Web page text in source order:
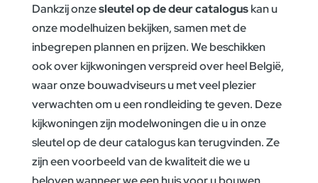
Dankzij onzesleutel op de deur cataloguskan u
onze modelhuizen bekijken, samen met de
inbegrepen plannen en prijzen. We beschikken
ook over kijkwoningen verspreid over heel België,
waar onze bouwadviseurs u met veel plezier
verwachten om u een rondleiding te geven. Deze
kijkwoningen zijn modelwoningen die u in onze
sleutel op de deur catalogus kan terugvinden. Ze
zijn een voorbeeld van de kwaliteit die we u